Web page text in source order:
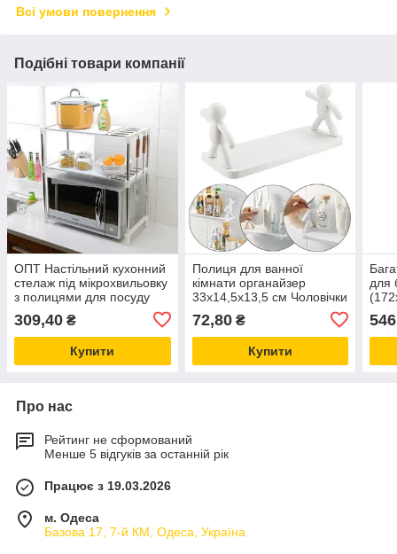
Всі умови повернення
Подібні товари компанії
ОПТ Настільний кухонний
стелаж під мікрохвильовку
з полицями для посуду
мікрохвильовки 2 яр
309,40 ₴
Купити
Полиця для ванної
кімнати органайзер
33х14,5х13,5 см Чоловічки
приладдя
72,80₴
Купити
для
546
Про нас
Рейтинг не сформований
Менше 5 відгуків за останній рік
Працює з 19.03.2026
м. Одеса
Базова 17, 7-й КМ, Одеса, Україна